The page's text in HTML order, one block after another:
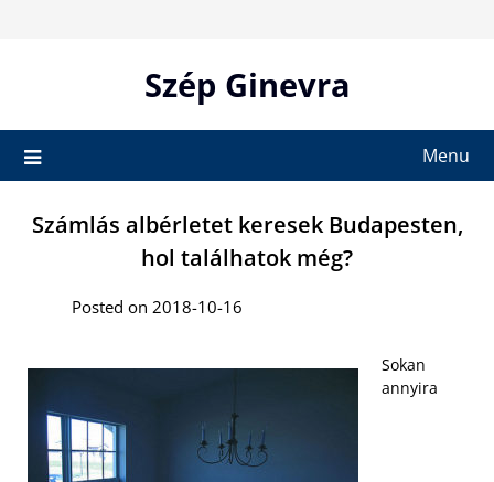
Szép Ginevra
Menu
Számlás albérletet keresek Budapesten,
hol találhatok még?
Posted on 2018-10-16
Sokan
annyira